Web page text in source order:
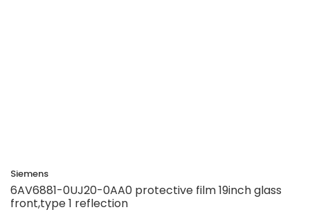
Siemens
6AV6881-0UJ20-0AA0 protective film 19inch glass
front,type 1 reflection